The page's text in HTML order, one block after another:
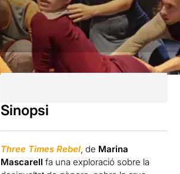
Sinopsi
Three Times Rebel , de Marina
Mascarell fa una exploració sobre la